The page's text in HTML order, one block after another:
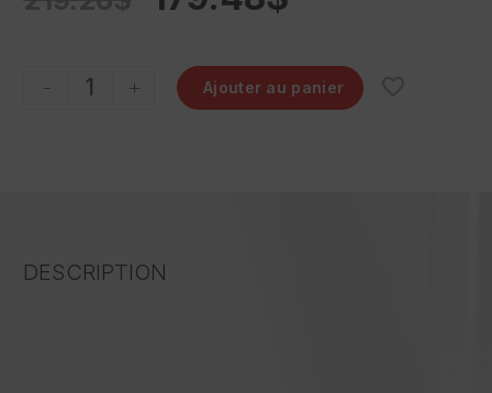
- + Ajouter au panier
DESCRIPTION